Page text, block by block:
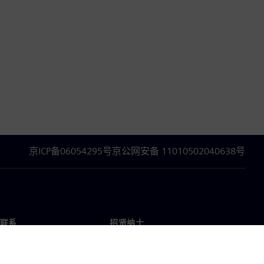
京ICP备06054295号京公网安备 11010502040638号
系 招贤纳士